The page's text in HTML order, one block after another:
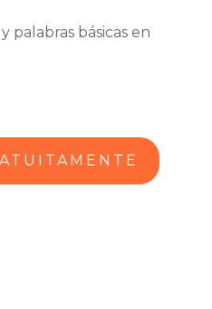
palabras básicas en